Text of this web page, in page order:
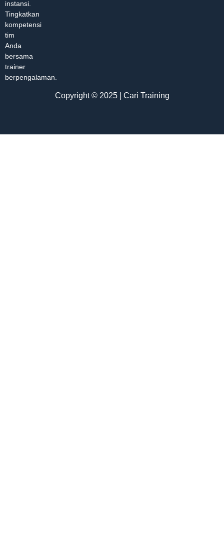
instansi.
Tingkatkan
kompetensi
tim
Anda
bersama
trainer
berpengalaman.
Copyright © 2025 | Cari Training